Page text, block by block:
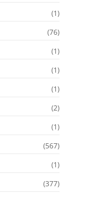
(1)
(76)
(1)
(1)
(1)
(2)
(1)
(567)
(1)
(377)